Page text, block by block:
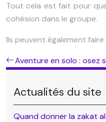
Tout cela est fait pour
cohésion dans le groupe.
Ils peuvent également
Aventure en solo :
Actualités du site
Quand donner la zakat